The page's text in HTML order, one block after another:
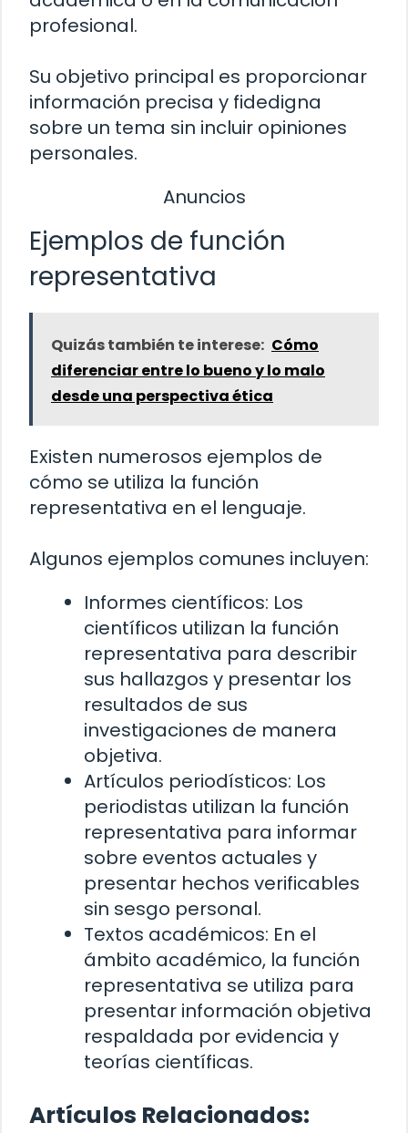
profesional.
Su objetivo principal es proporcionar
información precisa y fidedigna
sobre un tema sin incluir opiniones
personales.
Anuncios
Ejemplos de función
representativa
Quizás también te interese: Cómo
diferenciar entre lo bueno y lo malo
desde una perspectiva ética
Existen numerosos ejemplos de
cómo se utiliza la función
representativa en el lenguaje.
Algunos ejemplos comunes incluyen:
Informes científicos: Los
científicos utilizan la función
representativa para describir
sus hallazgos y presentar los
resultados de sus
investigaciones de manera
objetiva.
Artículos periodísticos: Los
periodistas utilizan la función
representativa para informar
sobre eventos actuales y
presentar hechos verificables
sin sesgo personal.
Textos académicos: En el
ámbito académico, la función
representativa se utiliza para
presentar información objetiva
respaldada por evidencia y
teorías científicas.
Artículos Relacionados: